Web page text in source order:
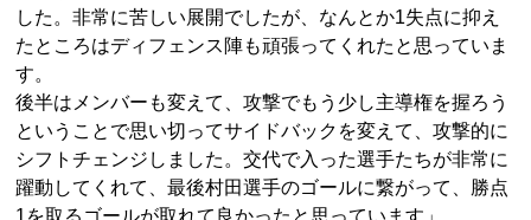
した。非常に苦しい展開でしたが、なんとか1失点に抑え
たところはディフェンス陣も頑張ってくれたと思っていま
す。
後半はメンバーも変えて、攻撃でもう少し主導権を握ろう
ということで思い切ってサイドバックを変えて、攻撃的に
シフトチェンジしました。交代で入った選手たちが非常に
躍動してくれて、最後村田選手のゴールに繋がって、勝点
1を取るゴールが取れて良かったと思っています」